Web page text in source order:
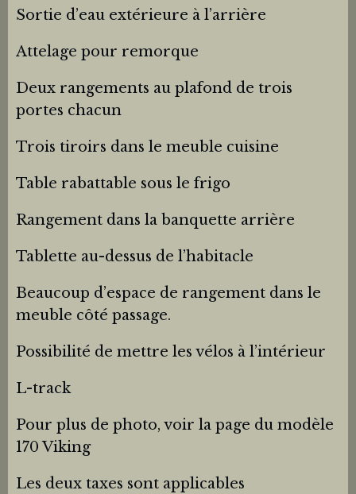
Sortie d’eau extérieure à l’arrière
Attelage pour remorque
Deux rangements au plafond de trois
portes chacun
Trois tiroirs dans le meuble cuisine
Table rabattable sous le frigo
Rangement dans la banquette arrière
Tablette au-dessus de l’habitacle
Beaucoup d’espace de rangement dans le
meuble côté passage.
Possibilité de mettre les vélos à l’intérieur
L-track
Pour plus de photo, voir la page du modèle
170 Viking
Les deux taxes sont applicables